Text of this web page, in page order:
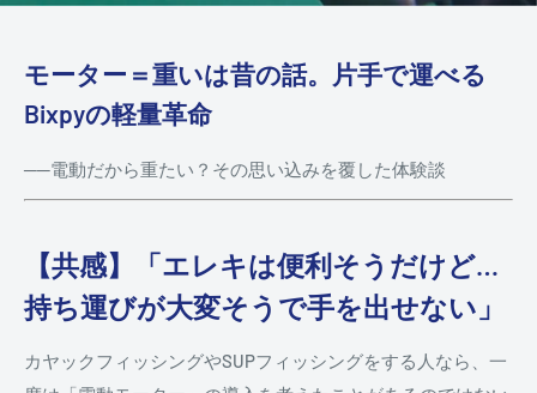
モーター＝重いは昔の話。片手で運べる
Bixpyの軽量革命
──電動だから重たい？その思い込みを覆した体験談
【共感】「エレキは便利そうだけど…
持ち運びが大変そうで手を出せない」
カヤックフィッシングやSUPフィッシングをする人なら、一